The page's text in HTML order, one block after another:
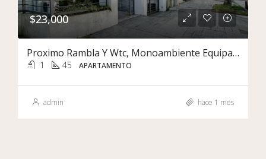
$23,000
Proximo Rambla Y Wtc, Monoambiente Equipado Con Balcon
1 45 APARTAMENTO
admin hace 1 mes